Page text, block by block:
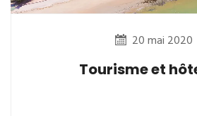
20 mai 2020
Tourisme et